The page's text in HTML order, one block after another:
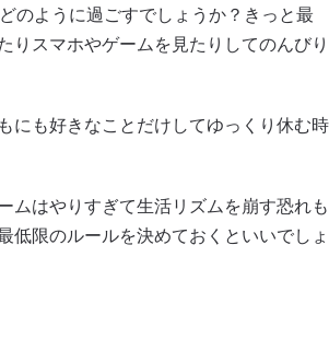
のように過ごすでしょうか？きっと最
りスマホやゲームを見たりしてのんびり
にも好きなことだけしてゆっくり休む時
ムはやりすぎて生活リズムを崩す恐れも
低限のルールを決めておくといいでしょ